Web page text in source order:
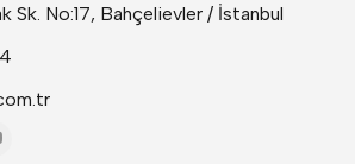
Sk. No:17, Bahçelievler / İstanbul